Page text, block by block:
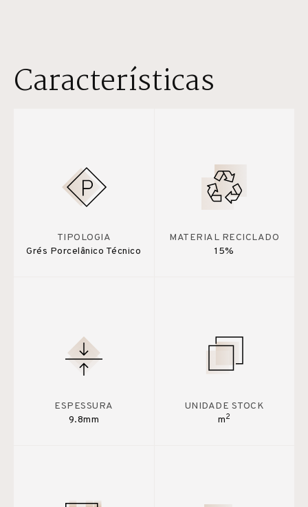
Características
TIPOLOGIA
Grés Porcelânico Técnico
MATERIAL RECICLADO
15%
ESPESSURA
9.8mm
UNIDADE STOCK
m2